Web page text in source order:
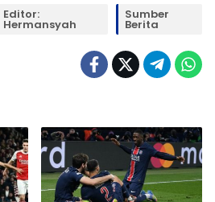
Editor:
Hermansyah
Sumber
Berita